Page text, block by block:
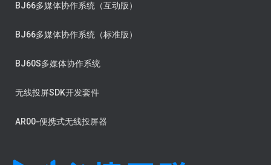
BJ66多媒体协作系统（互动版）
BJ66多媒体协作系统（标准版）
BJ60S多媒体协作系统
无线投屏SDK开发套件
AR00-便携式无线投屏器